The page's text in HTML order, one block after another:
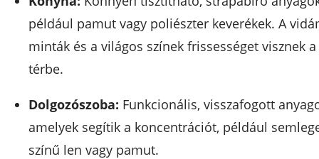
például pamut vagy poliészter keverékek. A
minták és a világos színek frissességet visznek a
térbe.
Dolgozószoba: Funkcionális, visszafogott
amelyek segítik a koncentrációt, például
színű len vagy pamut.